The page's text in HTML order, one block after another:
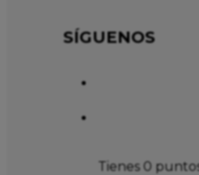
SÍGUENOS
Tienes 0